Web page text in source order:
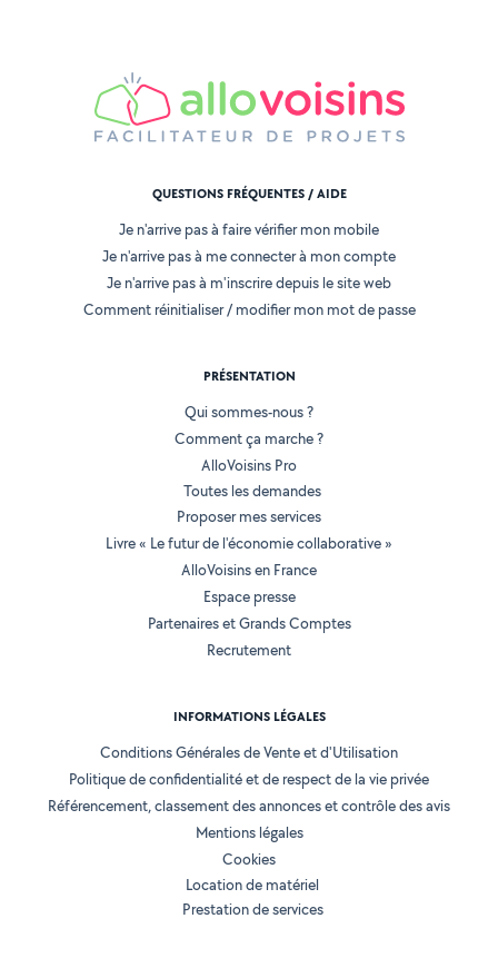
QUESTIONS FRÉQUENTES / AIDE
Je n'arrive pas à faire vérifier mon mobile
Je n'arrive pas à me connecter à mon compte
Je n'arrive pas à m'inscrire depuis le site web
Comment réinitialiser / modifier mon mot de passe
PRÉSENTATION
Qui sommes-nous ?
Comment ça marche ?
AlloVoisins Pro
Toutes les demandes
Proposer mes services
Livre « Le futur de l'économie collaborative »
AlloVoisins en France
Espace presse
Partenaires et Grands Comptes
Recrutement
INFORMATIONS LÉGALES
Conditions Générales de Vente et d'Utilisation
Politique de confidentialité et de respect de la vie privée
Référencement, classement des annonces et contrôle des avis
Mentions légales
Cookies
Location de matériel
Prestation de services